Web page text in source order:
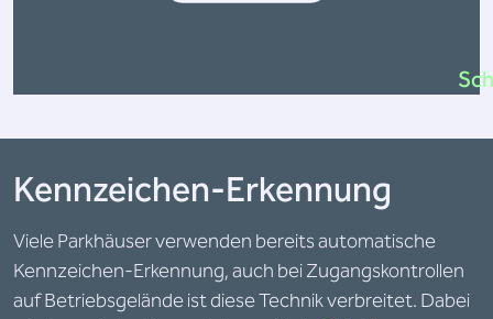
Kennzeichen-Erkennung
Viele Parkhäuser verwenden bereits automatische
Kennzeichen-Erkennung, auch bei Zugangskontrollen
auf Betriebsgelände ist diese Technik verbreitet. Dabei